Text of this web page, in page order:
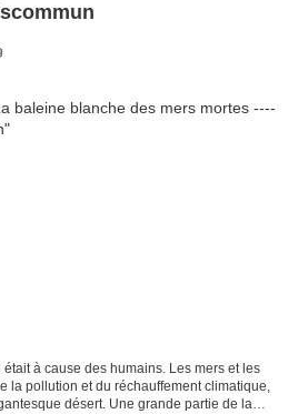
était à cause des humains. Les mers et les
la pollution et du réchauffement climatique,
désert. Une grande partie de la